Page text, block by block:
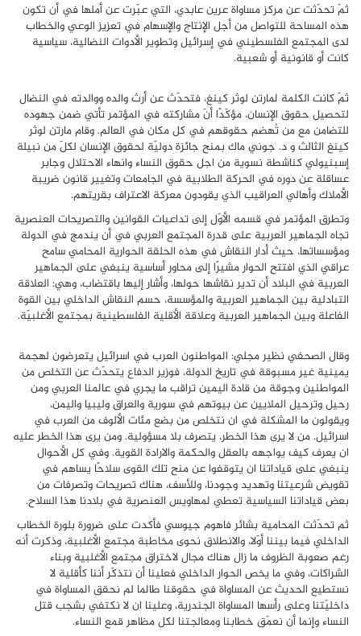
ثمّ تحدّثت عن مركز مساواة عرين عابدي، التي عبّرت عن أملها في أن تكون
هذه المساحة للتواصل من أجل الإنتاج والإسهام في تعزيز الوعي والخطاب
لدى المجتمع الفلسطيني في إسرائيل وتطوير الأدوات النضالية، سياسية
كانت أو قانونية أو شعبية.
ثمّ كانت الكلمة لمارتن لوثر كينغ، فتحدّث عن أرث والده ووالدته في النضال
لتحصيل حقوق الإنسان، مؤكّدًا أنّ مشاركته في المؤتمر تأتي ضمن جهوده
للتضامن مع من تُهضم حقوقهم في كل مكان في العالم. وقام مارتن لوثر
كينغ الثالث و د. جوني ماك بمنح جائزة دوليّة لحقوق الإنسان لكلّ من نبيلة
إسبنيولي كناشطة نسوية من اجل حقوق النساء وانهاء الاحتلال وجابر
عساقلة عن دوره في الحركة الطلابية في الجامعات وتغيير قانون ضريبة
الأملاك وأهالي العراقيب الذي يقودون معركة الاعتراف بقريتهم.
وتطرق المؤتمر في قسمه الأوّل إلى تداعيات القوانين والتصريحات العنصرية
تجاه الجماهير العربية على قدرة المجتمع العربي في أن يندمج في الدولة
ومؤسساتها، حيث أدار النقاش في هذه الحلقة الحوارية المحامي سامح
عراقي الذي افتتح الحوار مشيرًا إلى محاور أساسية ينبغي على الجماهير
العربية في البلاد أن تدير نقاشها حولها، وأشار إليها باقتضاب، وهي: العلاقة
التبادلية بين الجماهير العربية والمؤسسة، حسم النقاش الداخلي بين القوة
الفاعلة وبين الجماهير العربية وعلاقة الأقلية الفلسطينية بمجتمع الأغلبيّة.
وقال الصحفي نظير مجلي: المواطنون العرب في اسرائيل يتعرضون لهجمة
يمينية غير مسبوقة في تاريخ الدولة، فوزير الدفاع يتحدّث عن التخلص من
المواطنين وجوقة من قادة اليمين تراقب ما يجري في عالمنا العربي ومن
رحيل وترحيل الملايين عن بيوتهم في سورية والعراق وليبيا واليمن،
ويقولون ما المشكلة في ان نتخلص من بضع مئات الألوف من العرب في
اسرائيل. من لا يرى هذا الخطر، يتصرف بلا مسؤولية. ومن يرى هذا الخطر عليه
ان يعرف كيف يواجهه بالعقل والحكمة والارادة القوية. وفي كل الأحوال
ينبغي على قياداتنا ان يتوقفوا عن منح تلك القوى سلاحًا يساهم في
تقويض شرعيتنا وتهديد وجودنا، وللأسف، هناك تصريحات وتصرفات من
بعض قياداتنا السياسية تعطي لمهاويس العنصرية في بلادنا هذا السلاح.
ثم تحدّثت المحامية بشائر فاهوم جيوسي فأكدت على ضرورة بلورة الخطاب
الداخلي فيما بيننا أوّلا، والانطلاق نحوى مخاطبة مجتمع الأغلبية، وذكرت أنه
رغم صعوبة الظروف ما زال هناك مجال لاختراق مجتمع الأغلبية وبناء
الشراكات، وفي ما يخص الحوار الداخلي فعلينا أن نتذكّر أننا كأقلية لا
نستطيع الحديث عن المساواة في حقوقنا طالما لم نحقق المساواة في
داخليّتنا وعلى رأسها المساواة الجندرية، وعلينا ان لا نكتفي بشجب قتل
النساء وإنما أن نعمّق خطابنا ومعالجتنا لكل مظاهر قمع النساء.